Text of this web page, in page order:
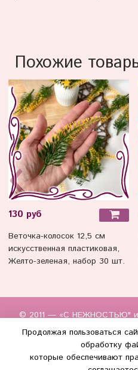
Похожие
130 руб
Веточка-колосок 12,5 см
искусственная пластиковая,
Желто-зеленая, набор 30 шт.
© 2011 — «С НЕЖНОСТЬЮ"
Политика
Продолжая пользоваться
обработку
которые обеспечивают